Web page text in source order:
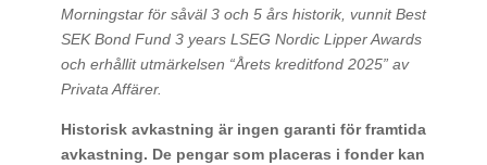
Morningstar för såväl 3 och 5 års historik, vunnit Best
SEK Bond Fund 3 years LSEG Nordic Lipper Awards
och erhållit utmärkelsen “Årets kreditfond 2025” av
Privata Affärer.
Historisk avkastning är ingen garanti för framtida
avkastning. De pengar som placeras i fonder kan